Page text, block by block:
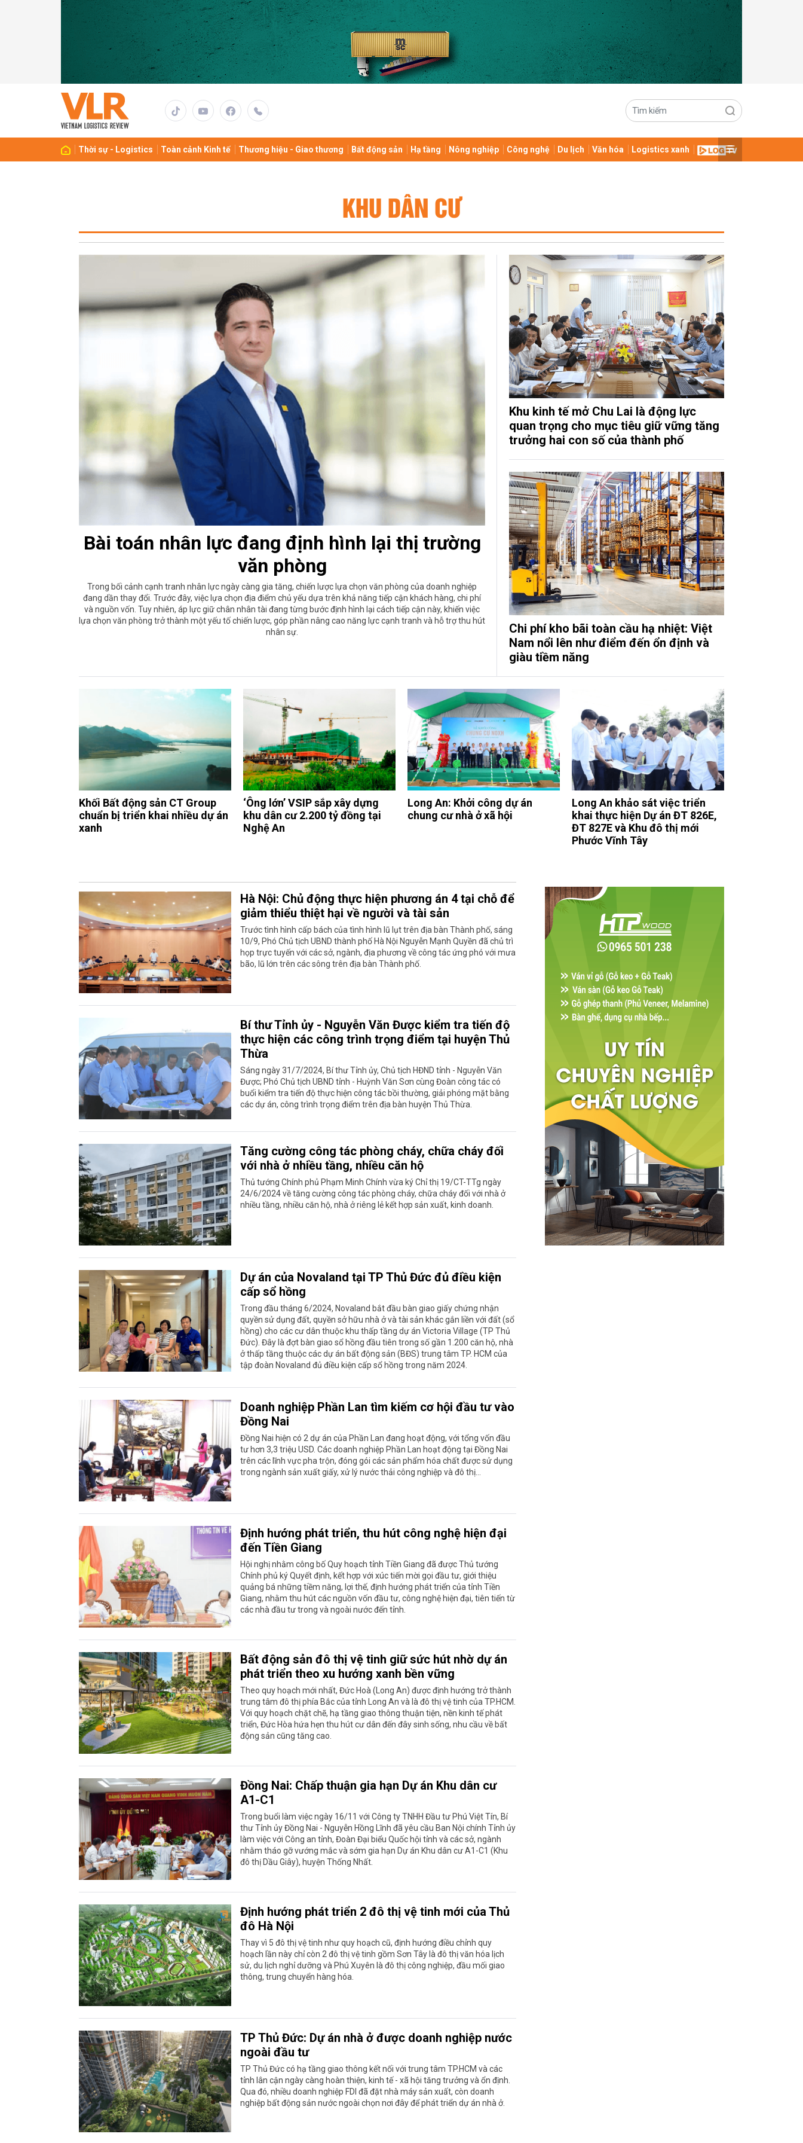
Thời sự - Logistics Toàn cảnh Kinh tế Thương hiệu - Giao thương Bất động sản Hạ tầng Nông nghiệp Công nghệ Du lịch Văn hóa Logistics xanh
KHU DÂN CƯ
Bài toán nhân lực đang định hình lại thị trường
văn phòng
Trong bối cảnh cạnh tranh nhân lực ngày càng gia tăng, chiến lược lựa chọn văn phòng của doanh nghiệp
đang dần thay đổi. Trước đây, việc lựa chọn địa điểm chủ yếu dựa trên khả năng tiếp cận khách hàng, chi phí
và nguồn vốn. Tuy nhiên, áp lực giữ chân nhân tài đang từng bước định hình lại cách tiếp cận này, khiến việc
lựa chọn văn phòng trở thành một yếu tố chiến lược, góp phần nâng cao năng lực cạnh tranh và hỗ trợ thu hút
nhân sự.
Khu kinh tế mở Chu Lai là động lực
quan trọng cho mục tiêu giữ vững tăng
trưởng hai con số của thành phố
Chi phí kho bãi toàn cầu hạ nhiệt: Việt
Nam nổi lên như điểm đến ổn định và
giàu tiềm năng
Khối Bất động sản CT Group
chuẩn bị triển khai nhiều dự án
xanh
‘Ông lớn’ VSIP sắp xây dựng
khu dân cư 2.200 tỷ đồng tại
Nghệ An
Long An: Khởi công dự án
chung cư nhà ở xã hội
Long An khảo sát việc triển
khai thực hiện Dự án ĐT 826E,
ĐT 827E và Khu đô thị mới
Phước Vĩnh Tây
Hà Nội: Chủ động thực hiện phương án 4 tại chỗ để
giảm thiểu thiệt hại về người và tài sản
Trước tình hình cấp bách của tình hình lũ lụt trên địa bàn Thành phố, sáng
10/9, Phó Chủ tịch UBND thành phố Hà Nội Nguyễn Mạnh Quyền đã chủ trì
họp trực tuyến với các sở, ngành, địa phương về công tác ứng phó với mưa
bão, lũ lớn trên các sông trên địa bàn Thành phố.
Bí thư Tỉnh ủy - Nguyễn Văn Được kiểm tra tiến độ
thực hiện các công trình trọng điểm tại huyện Thủ
Thừa
Sáng ngày 31/7/2024, Bí thư Tỉnh ủy, Chủ tịch HĐND tỉnh - Nguyễn Văn
Được; Phó Chủ tịch UBND tỉnh - Huỳnh Văn Sơn cùng Đoàn công tác có
buổi kiểm tra tiến độ thực hiện công tác bồi thường, giải phóng mặt bằng
các dự án, công trình trọng điểm trên địa bàn huyện Thủ Thừa.
Tăng cường công tác phòng cháy, chữa cháy đối
với nhà ở nhiều tầng, nhiều căn hộ
Thủ tướng Chính phủ Phạm Minh Chính vừa ký Chỉ thị 19/CT-TTg ngày
24/6/2024 về tăng cường công tác phòng cháy, chữa cháy đối với nhà ở
nhiều tầng, nhiều căn hộ, nhà ở riêng lẻ kết hợp sản xuất, kinh doanh.
Dự án của Novaland tại TP Thủ Đức đủ điều kiện
cấp sổ hồng
Trong đầu tháng 6/2024, Novaland bắt đầu bàn giao giấy chứng nhận
quyền sử dụng đất, quyền sở hữu nhà ở và tài sản khác gắn liền với đất (sổ
hồng) cho các cư dân thuộc khu thấp tầng dự án Victoria Village (TP Thủ
Đức). Đây là đợt bàn giao sổ hồng đầu tiên trong số gần 1.200 căn hộ, nhà
ở thấp tầng thuộc các dự án bất động sản (BĐS) trung tâm TP. HCM của
tập đoàn Novaland đủ điều kiện cấp sổ hồng trong năm 2024.
Doanh nghiệp Phần Lan tìm kiếm cơ hội đầu tư vào
Đồng Nai
Đồng Nai hiện có 2 dự án của Phần Lan đang hoạt động, với tổng vốn đầu
tư hơn 3,3 triệu USD. Các doanh nghiệp Phần Lan hoạt động tại Đồng Nai
trên các lĩnh vực pha trộn, đóng gói các sản phẩm hóa chất được sử dụng
trong ngành sản xuất giấy, xử lý nước thải công nghiệp và đô thị…
Định hướng phát triển, thu hút công nghệ hiện đại
đến Tiền Giang
Hội nghị nhằm công bố Quy hoạch tỉnh Tiền Giang đã được Thủ tướng
Chính phủ ký Quyết định, kết hợp với xúc tiến mời gọi đầu tư, giới thiệu
quảng bá những tiềm năng, lợi thế, định hướng phát triển của tỉnh Tiền
Giang, nhằm thu hút các nguồn vốn đầu tư, công nghệ hiện đại, tiên tiến từ
các nhà đầu tư trong và ngoài nước đến tỉnh.
Bất động sản đô thị vệ tinh giữ sức hút nhờ dự án
phát triển theo xu hướng xanh bền vững
Theo quy hoạch mới nhất, Đức Hoà (Long An) được định hướng trở thành
trung tâm đô thị phía Bắc của tỉnh Long An và là đô thị vệ tinh của TP.HCM.
Với quy hoạch chặt chẽ, hạ tầng giao thông thuận tiện, nền kinh tế phát
triển, Đức Hòa hứa hẹn thu hút cư dân đến đây sinh sống, nhu cầu về bất
động sản cũng tăng cao.
Đồng Nai: Chấp thuận gia hạn Dự án Khu dân cư
A1-C1
Trong buổi làm việc ngày 16/11 với Công ty TNHH Đầu tư Phú Việt Tín, Bí
thư Tỉnh ủy Đồng Nai - Nguyễn Hồng Lĩnh đã yêu cầu Ban Nội chính Tỉnh ủy
làm việc với Công an tỉnh, Đoàn Đại biểu Quốc hội tỉnh và các sở, ngành
nhằm tháo gỡ vướng mắc và sớm gia hạn Dự án Khu dân cư A1-C1 (Khu
đô thị Dầu Giây), huyện Thống Nhất.
Định hướng phát triển 2 đô thị vệ tinh mới của Thủ
đô Hà Nội
Thay vì 5 đô thị vệ tinh như quy hoạch cũ, định hướng điều chỉnh quy
hoạch lần này chỉ còn 2 đô thị vệ tinh gồm Sơn Tây là đô thị văn hóa lịch
sử, du lịch nghỉ dưỡng và Phú Xuyên là đô thị công nghiệp, đầu mối giao
thông, trung chuyển hàng hóa.
TP Thủ Đức: Dự án nhà ở được doanh nghiệp nước
ngoài đầu tư
TP Thủ Đức có hạ tầng giao thông kết nối với trung tâm TP.HCM và các
tỉnh lân cận ngày càng hoàn thiện, kinh tế - xã hội tăng trưởng và ổn định.
Qua đó, nhiều doanh nghiệp FDI đã đặt nhà máy sản xuất, còn doanh
nghiệp bất động sản nước ngoài chọn nơi đây để phát triển dự án nhà ở.